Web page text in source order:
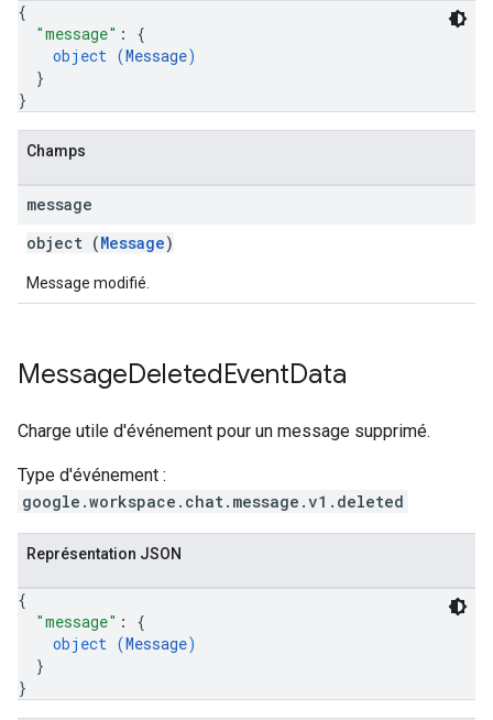
{
"message" : {
object (Message)
}
}
Champs
message
object (Message)
Message modifié.
MessageDeletedEventData
Charge utile d'événement pour un message supprimé.
Type d'événement :
google.workspace.chat.message.v1.deleted
Représentation JSON
{
"message" : {
object (Message)
}
}